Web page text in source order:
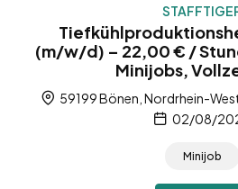
(m/w/d) – 22,00 € /
Minijobs,
59199 Bönen, Nordrhein-
02/08/
Minijob